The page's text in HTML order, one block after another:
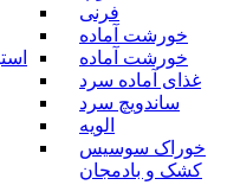
فرنی
خورشت آماده
خورشت آماده
غذای آماده سرد
ساندویچ سرد
الویه
خوراک سوسیس
کشک و بادمجان